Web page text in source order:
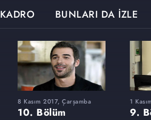
KADRO BUNLARI DA İZLE
8 Kasım 2017, Çarşamba
10. Bölüm
1
9.